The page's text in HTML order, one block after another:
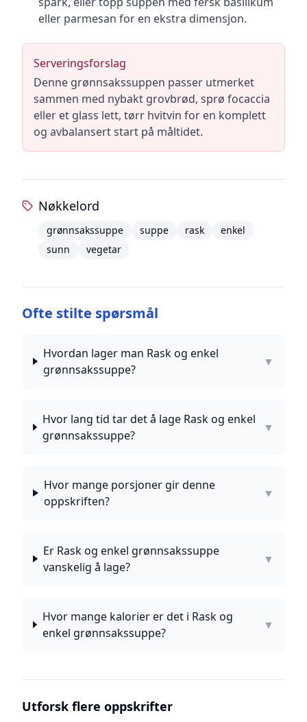
eller parmesan for en ekstra dimensjon.
Serveringsforslag
Denne grønnsakssuppen passer utmerket
sammen med nybakt grovbrød, sprø focaccia
eller et glass lett, tørr hvitvin for en komplett
og avbalansert start på måltidet.
Nøkkelord
grønnsakssuppe suppe rask
enkel
sunn
vegetar
Ofte stilte spørsmål
Hvordan lager man Rask og enkel
grønnsakssuppe?
▼
Hvor lang tid tar det å lage Rask og enkel
grønnsakssuppe?
▼
Hvor mange porsjoner gir denne
oppskriften?
▼
Er Rask og enkel grønnsakssuppe
vanskelig å lage?
▼
Hvor mange kalorier er det i Rask og
enkel grønnsakssuppe?
▼
Utforsk flere oppskrifter